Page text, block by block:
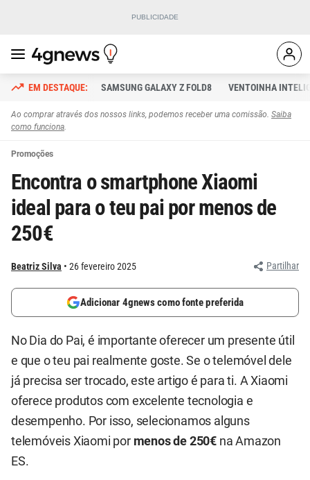
SAMSUNG GALAXY Z FOLD8 VENTOINHA
Ao comprar através dos nossos links, podemos receber uma comissão. Saiba
como funciona.
Promoções
Encontra o smartphone Xiaomi
ideal para o teu pai por menos de
250€
Beatriz Silva 26 fevereiro 2025 Partilhar
Adicionar 4gnews como fonte preferida
No Dia do Pai, é importante oferecer um presente útil
e que o teu pai realmente goste. Se o telemóvel dele
já precisa ser trocado, este artigo é para ti. A Xiaomi
oferece produtos com excelente tecnologia e
desempenho. Por isso, selecionamos alguns
telemóveis Xiaomi por menos de 250€ na Amazon
ES.